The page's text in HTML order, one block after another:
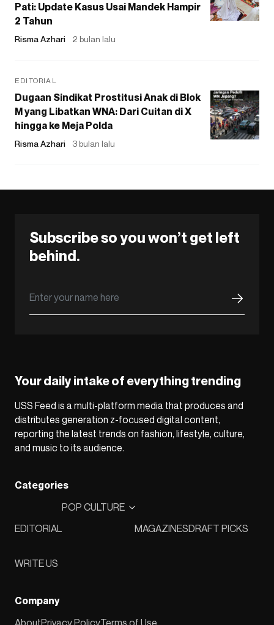
Pati: Update Kasus Usai Mandek Hampir
2 Tahun
Risma Azhari 2 bulan lalu
EDITORIAL
Dugaan Sindikat Prostitusi Anak di Blok
M yang Libatkan WNA: Dari Cuitan di X
hingga ke Meja Polda
Risma Azhari 3 bulan lalu
Subscribe so you won’t get left
behind.
Your daily intake of everything trending
USS Feed is a multi-platform media that produces and
distributes generation z-focused digital content,
reporting the latest trends on fashion, lifestyle, culture,
and music to its audience.
Categories
EDITORIAL
POP CULTURE
MAGAZINESDRAFT PICKS
WRITE US
Company